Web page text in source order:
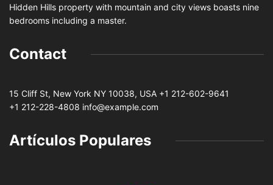
Hidden Hills property with mountain and city views boasts nine
bedrooms including a master.
Contact
15 Cliff St, New York NY 10038, USA +1 212-602-9641
+1 212-228-4808 info@example.com
Artículos Populares